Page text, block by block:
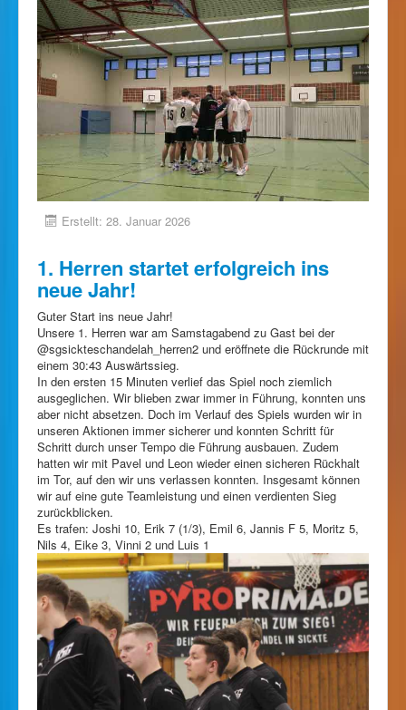
Erstellt: 28. Januar 2026
1. Herren startet erfolgreich ins
neue Jahr!
Guter Start ins neue Jahr!
Unsere 1. Herren war am Samstagabend zu Gast bei der
@sgsickteschandelah_herren2 und eröffnete die Rückrunde mit
einem 30:43 Auswärtssieg.
In den ersten 15 Minuten verlief das Spiel noch ziemlich
ausgeglichen. Wir blieben zwar immer in Führung, konnten uns
aber nicht absetzen. Doch im Verlauf des Spiels wurden wir in
unseren Aktionen immer sicherer und konnten Schritt für
Schritt durch unser Tempo die Führung ausbauen. Zudem
hatten wir mit Pavel und Leon wieder einen sicheren Rückhalt
im Tor, auf den wir uns verlassen konnten. Insgesamt können
wir auf eine gute Teamleistung und einen verdienten Sieg
zurückblicken.
Es trafen: Joshi 10, Erik 7 (1/3), Emil 6, Jannis F 5, Moritz 5,
Nils 4, Eike 3, Vinni 2 und Luis 1